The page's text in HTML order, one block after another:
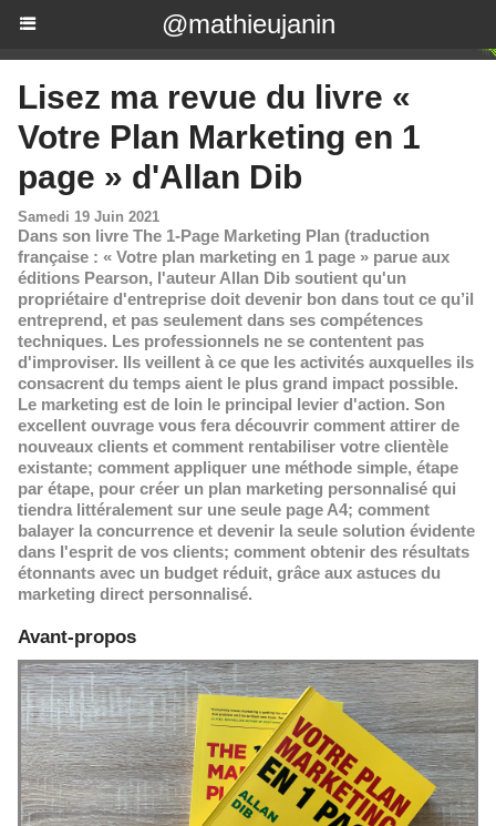
@mathieujanin
Lisez ma revue du livre «
Votre Plan Marketing en 1
page » d'Allan Dib
Samedi 19 Juin 2021
Dans son livre The 1-Page Marketing Plan (traduction
française : « Votre plan marketing en 1 page » parue aux
éditions Pearson, l'auteur Allan Dib soutient qu'un
propriétaire d'entreprise doit devenir bon dans tout ce qu’il
entreprend, et pas seulement dans ses compétences
techniques. Les professionnels ne se contentent pas
d'improviser. Ils veillent à ce que les activités auxquelles ils
consacrent du temps aient le plus grand impact possible.
Le marketing est de loin le principal levier d'action. Son
excellent ouvrage vous fera découvrir comment attirer de
nouveaux clients et comment rentabiliser votre clientèle
existante; comment appliquer une méthode simple, étape
par étape, pour créer un plan marketing personnalisé qui
tiendra littéralement sur une seule page A4; comment
balayer la concurrence et devenir la seule solution évidente
dans l'esprit de vos clients; comment obtenir des résultats
étonnants avec un budget réduit, grâce aux astuces du
marketing direct personnalisé.
Avant-propos